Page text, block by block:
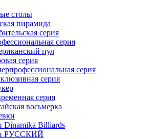
столы
пирамида
серия
серия
пул
серия
серия
серия
серия
восьмерка
Dinamika Billiards
РУССКИЙ